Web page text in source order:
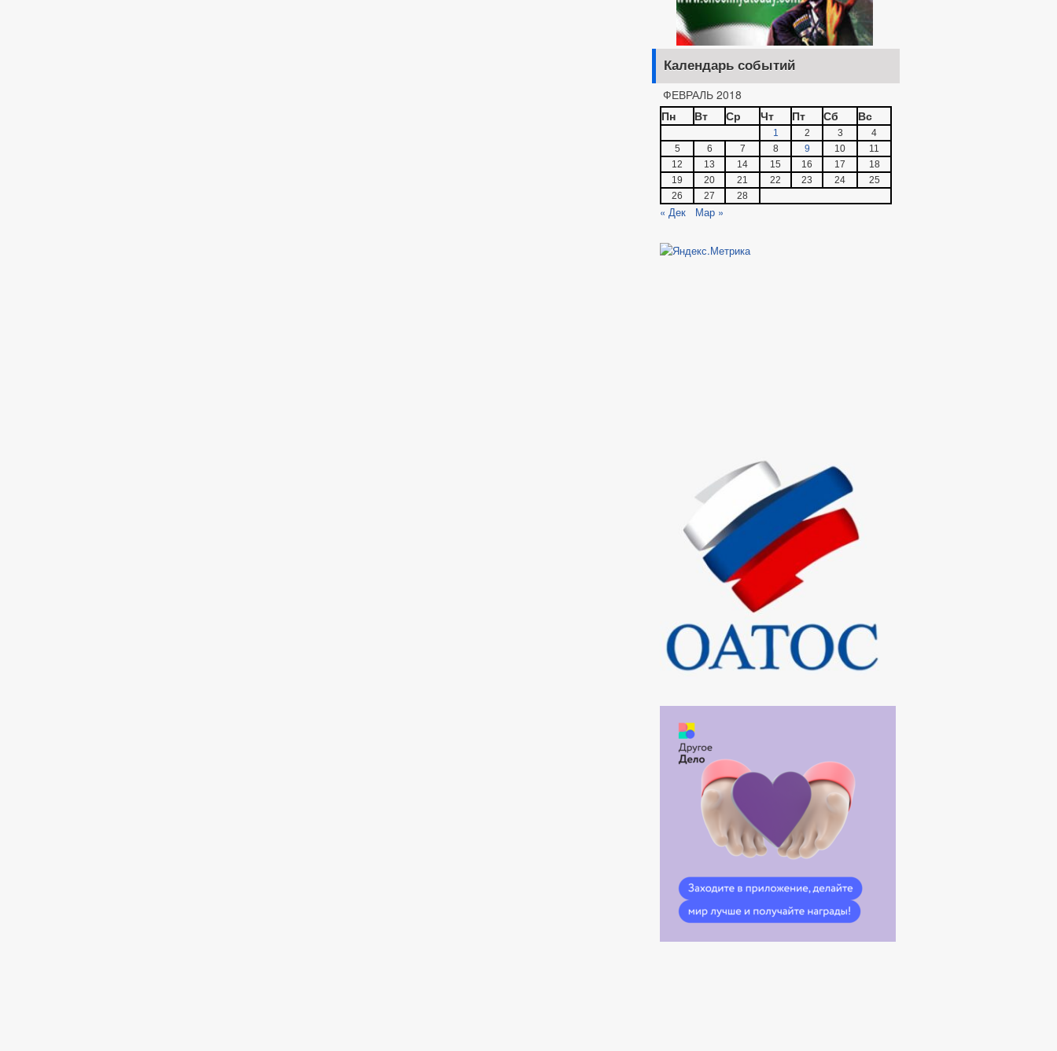
Календарь событий
ФЕВРАЛЬ 2018
Пн
Вт Ср Чт Пт Сб Вс
1 2 3
4
5
6 7 8 9 10
11
12
13 14 15 16 17
18
19
20 21 22 23 24
25
26
27 28
« Дек Мар »